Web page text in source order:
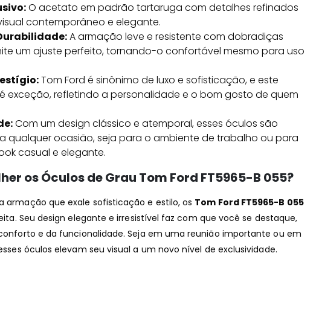
O acetato em padrão tartaruga com detalhes refinados
contemporâneo e elegante.
A armação leve e resistente com dobradiças
um ajuste perfeito, tornando-o confortável mesmo para uso
Tom Ford é sinônimo de luxo e sofisticação, e este
exceção, refletindo a personalidade e o bom gosto de quem
Com um design clássico e atemporal, esses óculos são
qualquer ocasião, seja para o ambiente de trabalho ou para
casual e elegante.
os Óculos de Grau Tom Ford FT5965-B 055?
armação que exale sofisticação e estilo, os Tom Ford FT5965-B 055
Seu design elegante e irresistível faz com que você se destaque,
e da funcionalidade. Seja em uma reunião importante ou em
óculos elevam seu visual a um novo nível de exclusividade.